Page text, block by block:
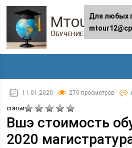
Обучение в онлайне
11.01.2020 270 просмотров
статьи
Вшэ стоимость
2020
Для любых